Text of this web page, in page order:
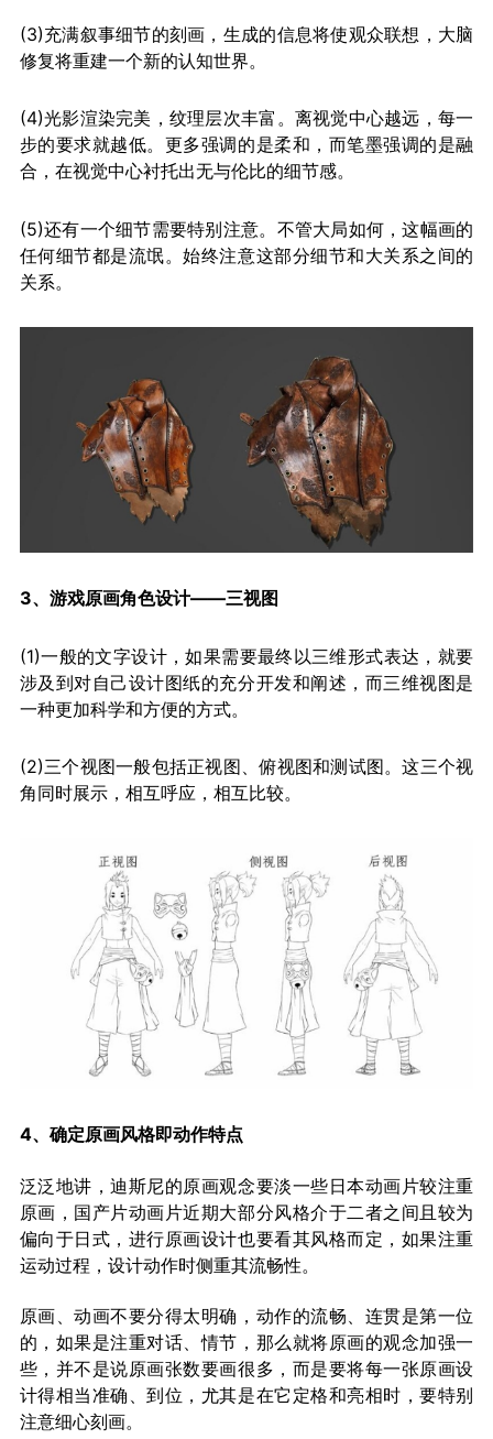
(3)充满叙事细节的刻画，生成的信息将使观众联想，大脑
修复将重建一个新的认知世界。
(4)光影渲染完美，纹理层次丰富。离视觉中心越远，每一
步的要求就越低。更多强调的是柔和，而笔墨强调的是融
合，在视觉中心衬托出无与伦比的细节感。
(5)还有一个细节需要特别注意。不管大局如何，这幅画的
任何细节都是流氓。始终注意这部分细节和大关系之间的
关系。
3、游戏原画角色设计——三视图
(1)一般的文字设计，如果需要最终以三维形式表达，就要
涉及到对自己设计图纸的充分开发和阐述，而三维视图是
一种更加科学和方便的方式。
(2)三个视图一般包括正视图、俯视图和测试图。这三个视
角同时展示，相互呼应，相互比较。
4、确定原画风格即动作特点
泛泛地讲，迪斯尼的原画观念要淡一些日本动画片较注重
原画，国产片动画片近期大部分风格介于二者之间且较为
偏向于日式，进行原画设计也要看其风格而定，如果注重
运动过程，设计动作时侧重其流畅性。
原画、动画不要分得太明确，动作的流畅、连贯是第一位
的，如果是注重对话、情节，那么就将原画的观念加强一
些，并不是说原画张数要画很多，而是要将每一张原画设
计得相当准确、到位，尤其是在它定格和亮相时，要特别
注意细心刻画。